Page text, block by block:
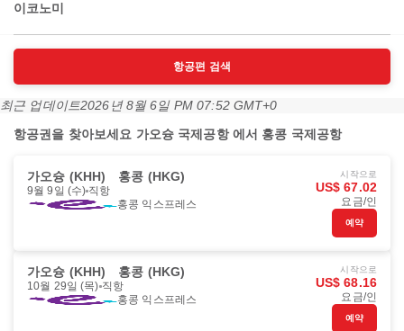
이코노미
항공편 검색
최근 업데이트2026년 8월 6일 PM 07:52 GMT+0
항공권을 찾아보세요 가오슝 국제공항 에서 홍콩 국제공항
가오슝 (KHH) 홍콩 (HKG)
9월 9일 (수) 직항
홍콩 익스프레스
시작으로
US$ 67.02
요금/인
예약
가오슝 (KHH) 홍콩 (HKG)
10월 29일 (목) 직항
홍콩 익스프레스
시작으로
US$ 68.16
요금/인
예약